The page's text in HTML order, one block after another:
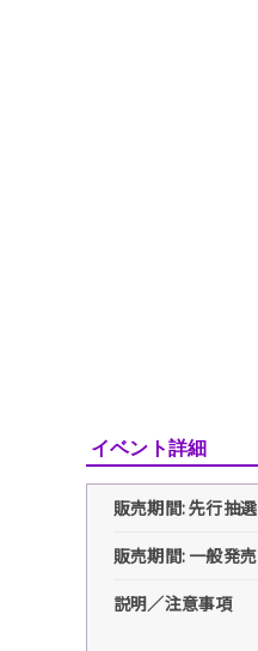
イベント詳細
販売期間: 先行抽選
販売期間: 一般発売
説明／注意事項